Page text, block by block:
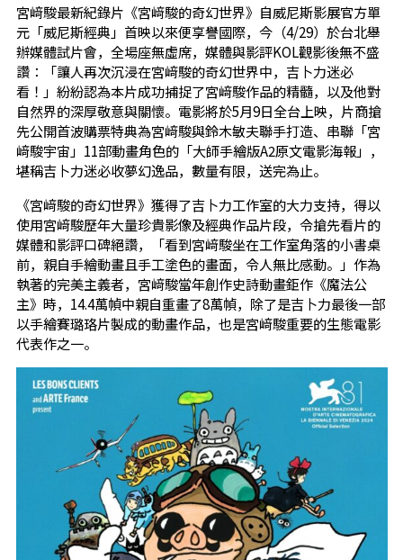
宮﨑駿最新紀錄片《宮﨑駿的奇幻世界》自威尼斯影展官方單
元「威尼斯經典」首映以來便享譽國際，今（4/29）於台北舉
辦媒體試片會，全場座無虛席，媒體與影評KOL觀影後無不盛
讚：「讓人再次沉浸在宮﨑駿的奇幻世界中，吉卜力迷必
看！」紛紛認為本片成功捕捉了宮﨑駿作品的精髓，以及他對
自然界的深厚敬意與關懷。電影將於5月9日全台上映，片商搶
先公開首波購票特典為宮﨑駿與鈴木敏夫聯手打造、串聯「宮
﨑駿宇宙」11部動畫角色的「大師手繪版A2原文電影海報」，
堪稱吉卜力迷必收夢幻逸品，數量有限，送完為止。
《宮﨑駿的奇幻世界》獲得了吉卜力工作室的大力支持，得以
使用宮﨑駿歷年大量珍貴影像及經典作品片段，令搶先看片的
媒體和影評口碑絕讚，「看到宮﨑駿坐在工作室角落的小書桌
前，親自手繪動畫且手工塗色的畫面，令人無比感動。」作為
執著的完美主義者，宮﨑駿當年創作史詩動畫鉅作《魔法公
主》時，14.4萬幀中親自重畫了8萬幀，除了是吉卜力最後一部
以手繪賽璐珞片製成的動畫作品，也是宮﨑駿重要的生態電影
代表作之一。